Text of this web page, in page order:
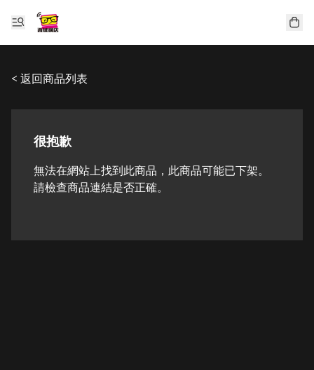
< 返回商品列表
很抱歉
無法在網站上找到此商品，此商品可能已下架。
請檢查商品連結是否正確。